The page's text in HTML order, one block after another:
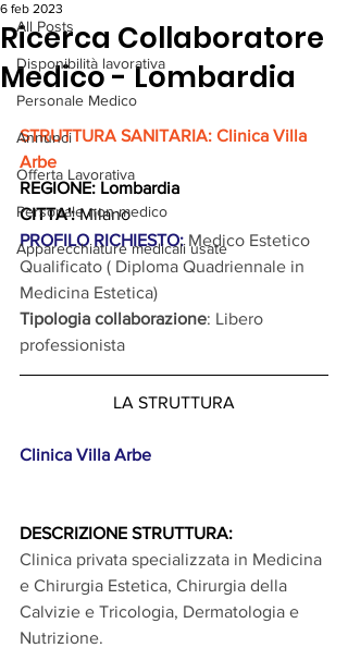
All Posts
Disponibilità lavorativa
Personale Medico
Annunci
Offerta Lavorativa
Personale non medico
Apparecchiature medicali usate
Ricerca Collaboratore
Medico - Lombardia
6 feb 2023
STRUTTURA SANITARIA: Clinica Villa
Arbe
REGIONE: Lombardia
CITTA': Milano
PROFILO RICHIESTO: Medico Estetico
Qualificato ( Diploma Quadriennale in
Medicina Estetica)
Tipologia collaborazione: Libero
professionista
LA STRUTTURA
Clinica Villa Arbe
DESCRIZIONE STRUTTURA:
Clinica privata specializzata in Medicina
e Chirurgia Estetica, Chirurgia della
Calvizie e Tricologia, Dermatologia e
Nutrizione.